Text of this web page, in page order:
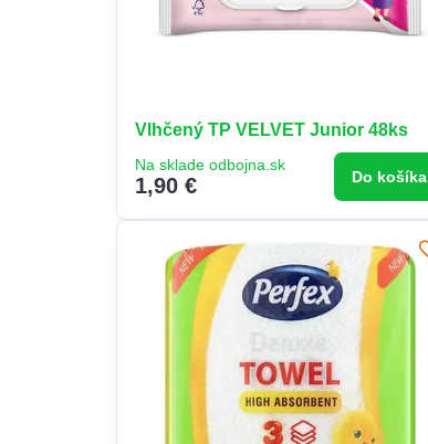
Vlhčený TP VELVET Junior 48ks
Na sklade odbojna.sk
1,90 € Do košíka